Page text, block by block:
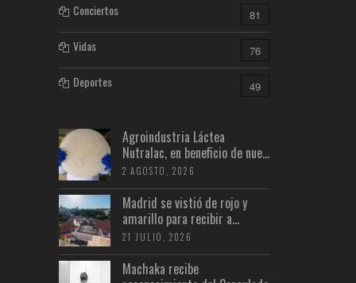
Conciertos 81
Vidas 76
Deportes 49
Agroindustria Láctea
Nutralac, en beneficio de nue...
2 AGOSTO, 2026
Madrid se vistió de rojo y
amarillo para recibir a...
21 JULIO, 2026
Machaka recibe